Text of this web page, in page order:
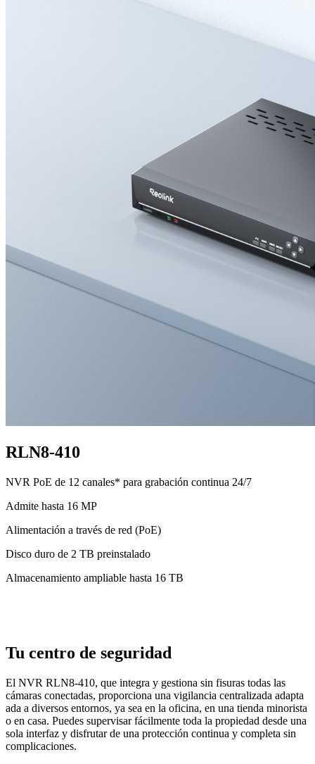
RLN8-410
NVR PoE de 12 canales* para grabación continua 24/7
Admite hasta 16 MP
Alimentación a través de red (PoE)
Disco duro de 2 TB preinstalado
Almacenamiento ampliable hasta 16 TB
Tu centro de seguridad
El NVR RLN8-410, que integra y gestiona sin fisuras todas las
cámaras conectadas, proporciona una vigilancia centralizada adapta
ada a diversos entornos, ya sea en la oficina, en una tienda minorista
o en casa. Puedes supervisar fácilmente toda la propiedad desde una
sola interfaz y disfrutar de una protección continua y completa sin
complicaciones.